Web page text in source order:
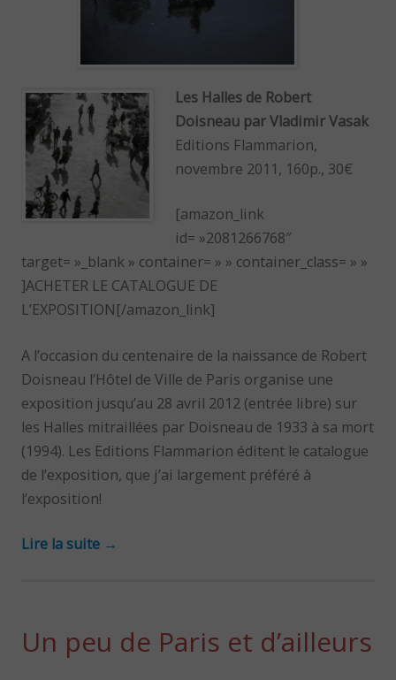
Les Halles de Robert
Doisneau par Vladimir Vasak
Editions Flammarion,
novembre 2011, 160p., 30€
[amazon_link
id= »2081266768″
target= »_blank » container= » » container_class= » »
]ACHETER LE CATALOGUE DE
L’EXPOSITION[/amazon_link]
A l’occasion du centenaire de la naissance de Robert
Doisneau l’Hôtel de Ville de Paris organise une
exposition jusqu’au 28 avril 2012 (entrée libre) sur
les Halles mitraillées par Doisneau de 1933 à sa mort
(1994). Les Editions Flammarion éditent le catalogue
de l’exposition, que j’ai largement préféré à
l’exposition!
Lire la suite →
Un peu de Paris et d’ailleurs